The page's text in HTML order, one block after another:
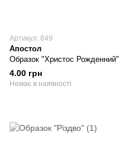
Артикул: 849
Апостол
Образок "Христос Рожденний"
4.00 грн
Немає в наявності